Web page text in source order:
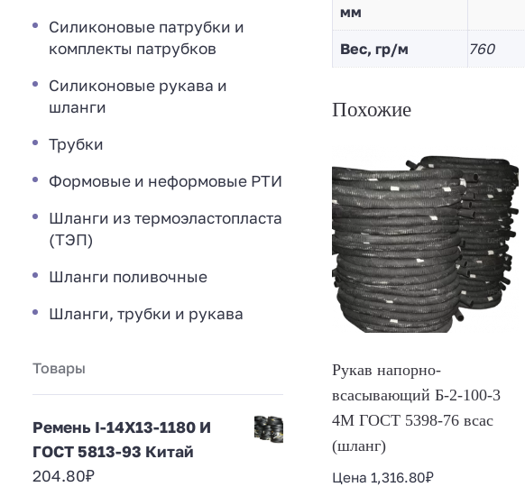
мм
Вес, гр/м 760
Похожие
Рукав напорно-
всасывающий Б-2-100-3
4М ГОСТ 5398-76 всас
(шланг)
Цена 1,316.80₽
Силиконовые патрубки и
комплекты патрубков
Силиконовые рукава и
шланги
Трубки
Формовые и неформовые РТИ
Шланги из термоэластопласта
(ТЭП)
Шланги поливочные
Шланги, трубки и рукава
Товары
Ремень I-14Х13-1180 И
ГОСТ 5813-93 Китай
204.80₽